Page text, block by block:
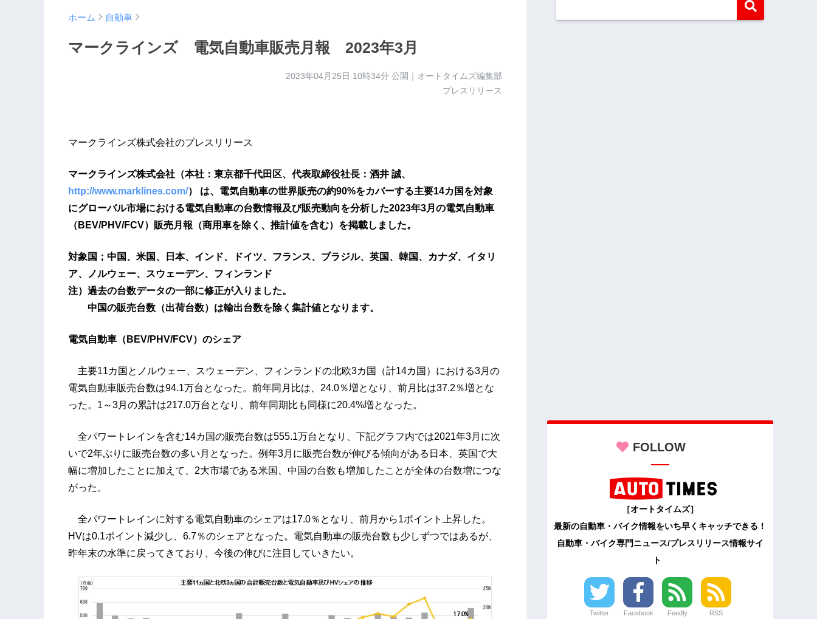
ホーム 自動車
マークラインズ 電気自動車販売月報 2023年3月
2023年04月25日 10時34分 公開｜オートタイムズ編集部
プレスリリース
マークラインズ株式会社のプレスリリース
マークラインズ株式会社（本社：東京都千代田区、代表取締役社長：酒井 誠、
http://www.marklines.com/） は、電気自動車の世界販売の約90%をカバーする主要14カ国を対象
にグローバル市場における電気自動車の台数情報及び販売動向を分析した2023年3月の電気自動車
（BEV/PHV/FCV）販売月報（商用車を除く、推計値を含む）を掲載しました。
対象国；中国、米国、日本、インド、ドイツ、フランス、ブラジル、英国、韓国、カナダ、イタリ
ア、ノルウェー、スウェーデン、フィンランド
注）過去の台数データの一部に修正が入りました。
中国の販売台数（出荷台数）は輸出台数を除く集計値となります。
電気自動車（BEV/PHV/FCV）のシェア
主要11カ国とノルウェー、スウェーデン、フィンランドの北欧3カ国（計14カ国）における3月の
電気自動車販売台数は94.1万台となった。前年同月比は、24.0％増となり、前月比は37.2％増とな
った。1～3月の累計は217.0万台となり、前年同期比も同様に20.4%増となった。
全パワートレインを含む14カ国の販売台数は555.1万台となり、下記グラフ内では2021年3月に次
いで2年ぶりに販売台数の多い月となった。例年3月に販売台数が伸びる傾向がある日本、英国で大
幅に増加したことに加えて、2大市場である米国、中国の台数も増加したことが全体の台数増につな
がった。
全パワートレインに対する電気自動車のシェアは17.0％となり、前月から1ポイント上昇した。
HVは0.1ポイント減少し、6.7％のシェアとなった。電気自動車の販売台数も少しずつではあるが、
昨年末の水準に戻ってきており、今後の伸びに注目していきたい。
FOLLOW
［オートタイムズ］
最新の自動車・バイク情報をいち早くキャッチできる！
自動車・バイク専門ニュース/プレスリリース情報サイ
ト
Twitter Facebook Feedly RSS